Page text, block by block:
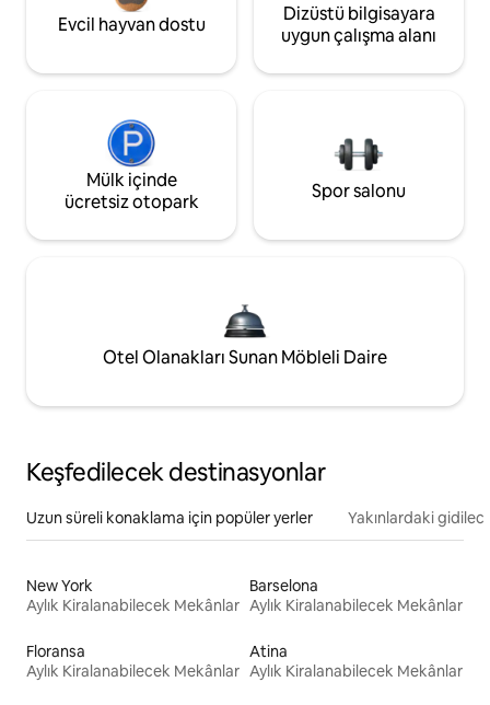
Evcil hayvan dostu
Dizüstü bilgisayara
uygun çalışma alanı
Mülk içinde
ücretsiz otopark
Spor salonu
Otel Olanakları Sunan Möbleli Daire
Keşfedilecek destinasyonlar
Uzun süreli konaklama için popüler yerler Yakınlardaki
New York
Aylık Kiralanabilecek Mekânlar
Barselona
Aylık Kiralanabilecek Mekânlar
Floransa
Aylık Kiralanabilecek Mekânlar
Atina
Aylık Kiralanabilecek Mekânlar